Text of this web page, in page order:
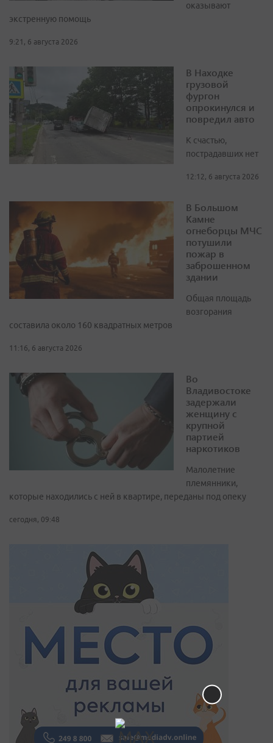
оказывают
экстренную помощь
9:21, 6 августа 2026
В Находке
грузовой
фургон
опрокинулся и
повредил авто
К счастью,
пострадавших нет
12:12, 6 августа 2026
В Большом
Камне
огнеборцы МЧС
потушили
пожар в
заброшенном
здании
Общая площадь
возгорания
составила около 160 квадратных метров
11:16, 6 августа 2026
Во
Владивостоке
задержали
женщину с
крупной
партией
наркотиков
Малолетние
племянники,
которые находились с ней в квартире, переданы под опеку
сегодня, 09:48